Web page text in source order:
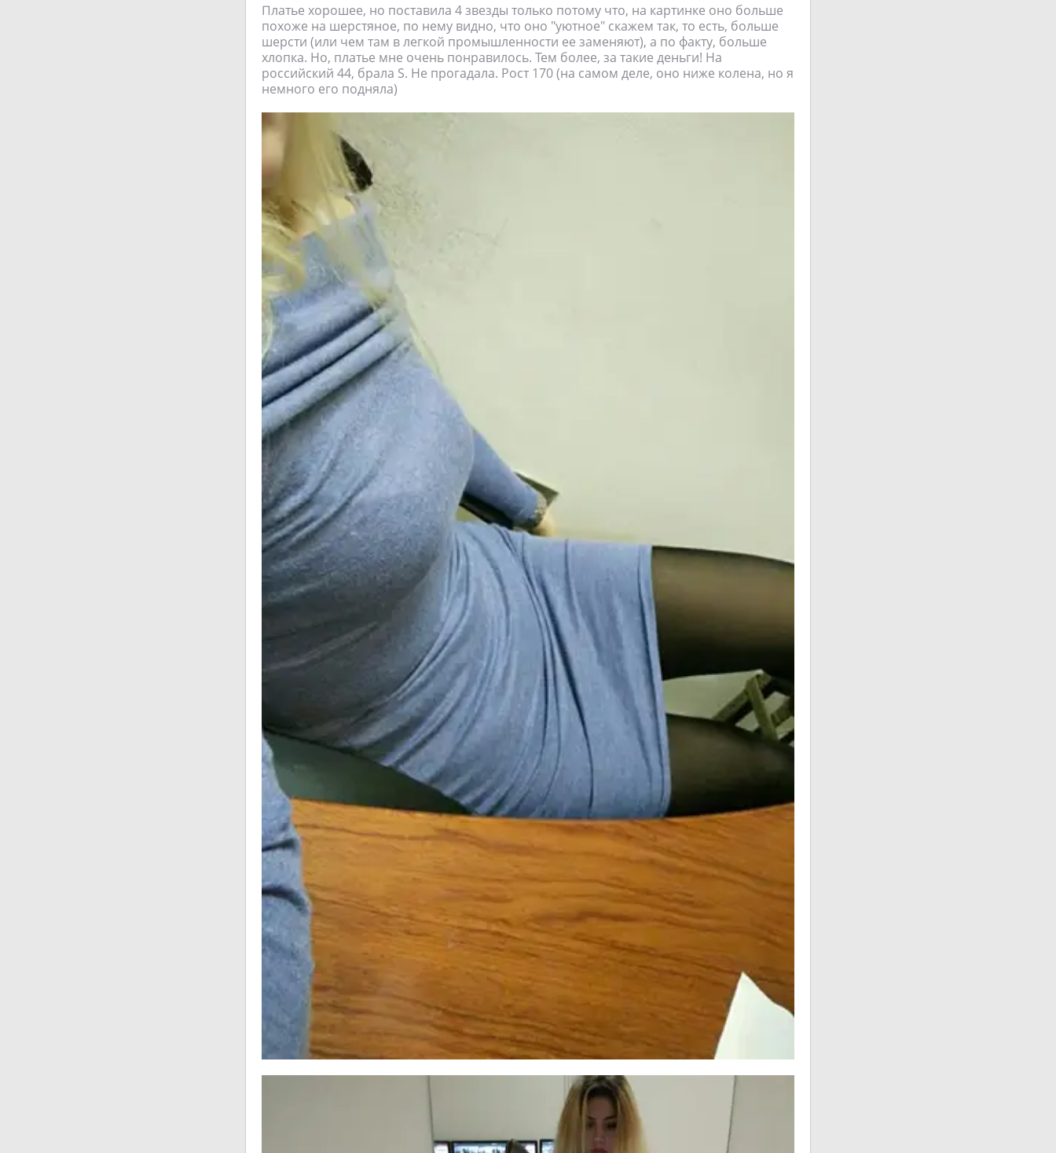
Платье хорошее, но поставила 4 звезды только потому что, на картинке оно больше
похоже на шерстяное, по нему видно, что оно "уютное" скажем так, то есть, больше
шерсти (или чем там в легкой промышленности ее заменяют), а по факту, больше
хлопка. Но, платье мне очень понравилось. Тем более, за такие деньги! На
российский 44, брала S. Не прогадала. Рост 170 (на самом деле, оно ниже колена, но я
немного его подняла)